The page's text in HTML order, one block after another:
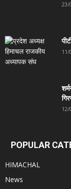
23/
11/
12/
POPULAR
HIMACHAL
News